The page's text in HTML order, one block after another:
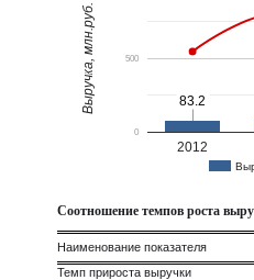
2012
0
500
83.2
83.2
Выручка, млн.руб.
Соотношение темпов роста
Наименование показателя
Темп прироста выручки